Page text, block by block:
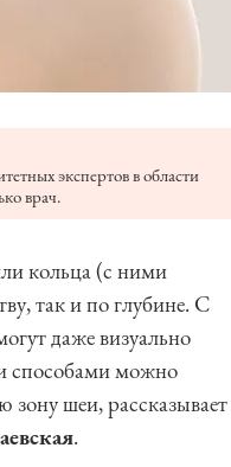
экспертов в области
врач.
кольца (с ними
так и по глубине. С
даже визуально
способами можно
зону шеи, рассказывает
.